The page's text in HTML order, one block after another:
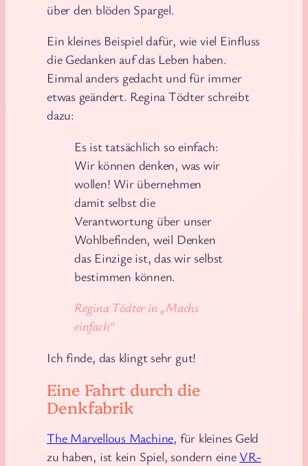
über den blöden Spargel.
Ein kleines Beispiel dafür, wie viel Einfluss
die Gedanken auf das Leben haben.
Einmal anders gedacht und für immer
etwas geändert. Regina Tödter schreibt
dazu:
Es ist tatsächlich so einfach:
Wir können denken, was wir
wollen! Wir übernehmen
damit selbst die
Verantwortung über unser
Wohlbefinden, weil Denken
das Einzige ist, das wir selbst
bestimmen können.
Regina Tödter in „Machs
einfach“
Ich finde, das klingt sehr gut!
Eine Fahrt durch die
Denkfabrik
The Marvellous Machine, für kleines Geld
zu haben, ist kein Spiel, sondern eine VR-